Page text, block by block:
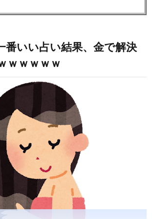
番いい占い結果、金で解決
ｗｗｗｗｗ